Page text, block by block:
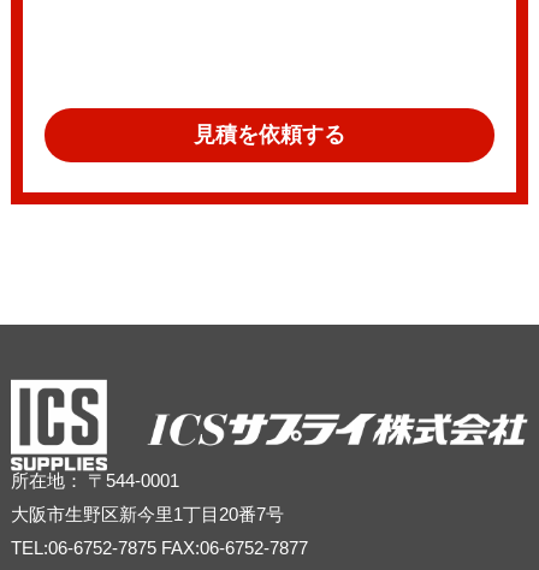
見積を依頼する
所在地： 〒544-0001
大阪市生野区新今里1丁目20番7号
TEL:06-6752-7875 FAX:06-6752-7877